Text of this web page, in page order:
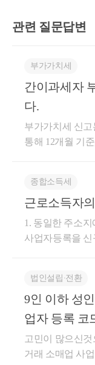
관련 질문답변
부가가치세
간이과세자
다.
부가가치세 신
통해 12개월 기
월 환산 기준 매
세가 면제되는 것입니다. 도움이
사합니다.
종합소득세
근로소득자
1. 동일한 주소
사업자등록을
현재 사업장 주
이므로 다른 사
야 하는 번거로움이 있습니다.
공급업, 정보통
회/발급>기타조
법인설립∙전환
9인 이하 성
업자 등록 코
고민이 많으신것으로 확
거래 소매업 사